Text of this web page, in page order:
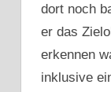
dort noch
er das
erkennen
inklusive